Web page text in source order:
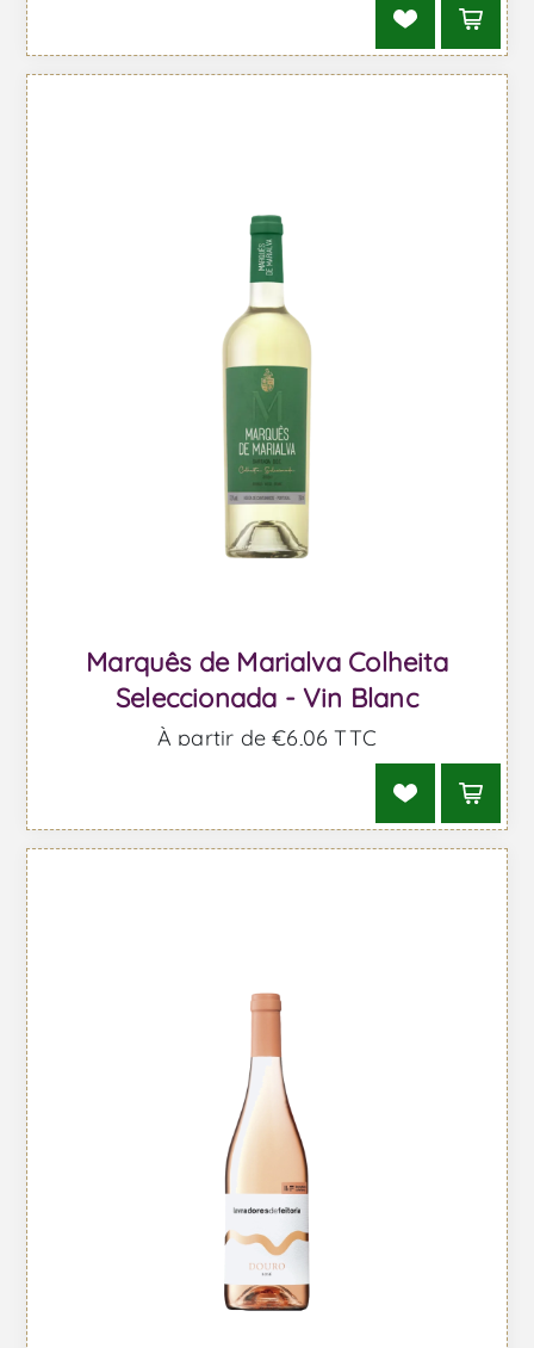
Marquês de Marialva Colheita
Seleccionada - Vin Blanc
À partir de €6,06 TTC